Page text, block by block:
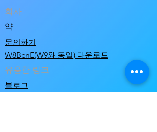
회사
약
문의하기
유용한 링크
블로그
W8BenE(W9와 동일) 다운로드